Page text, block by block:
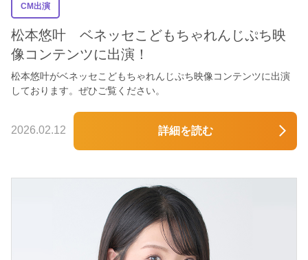
CM出演
松本悠叶 ベネッセこどもちゃれんじぷち映
像コンテンツに出演！
松本悠叶がベネッセこどもちゃれんじぷち映像コンテンツに出演
しております。ぜひご覧ください。
2026.02.12 詳細を読む